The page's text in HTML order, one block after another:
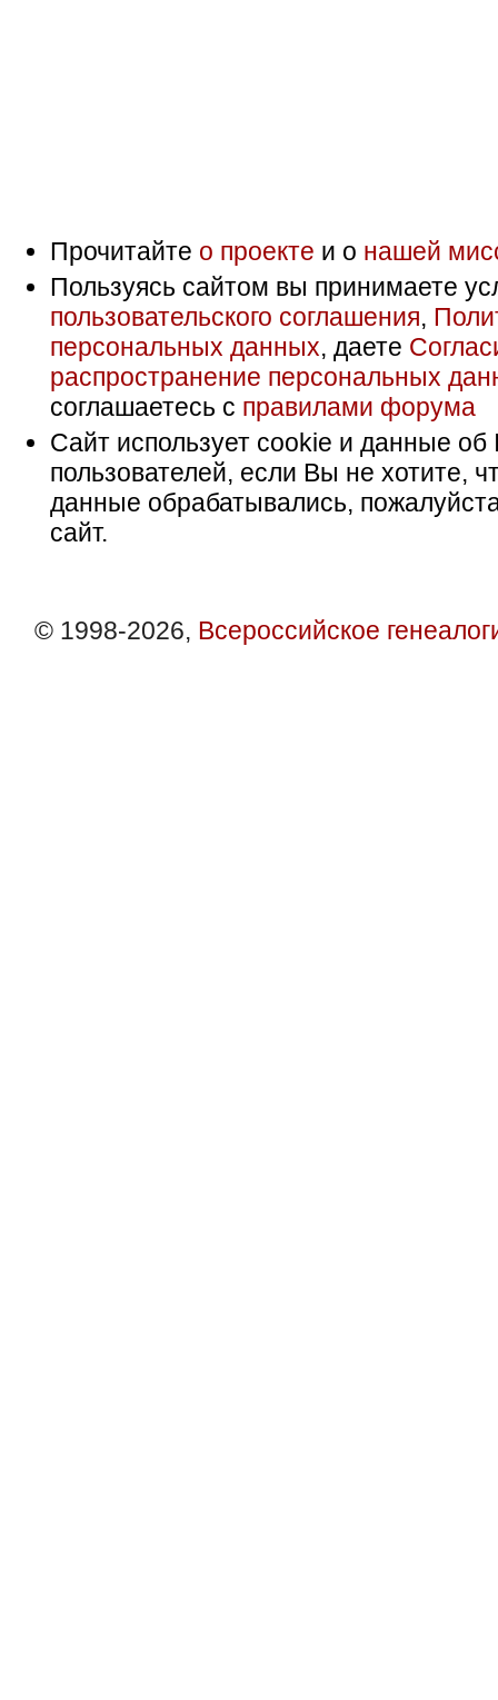
Прочитайте о проекте и о нашей
Пользуясь сайтом вы принимаете
пользовательского соглашения,
персональных данных, даете
распространение персональных
соглашаетесь с правилами форума
Сайт использует cookie и данные об
пользователей, если Вы не хотите,
данные обрабатывались,
сайт.
© 1998-2026, Всероссийское